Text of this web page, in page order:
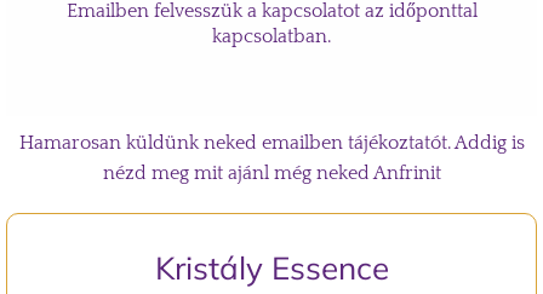
Emailben felvesszük a kapcsolatot az időponttal
kapcsolatban.
Hamarosan küldünk neked emailben tájékoztatót. Addig is
nézd meg mit ajánl még neked Anfrinit
Kristály Essence